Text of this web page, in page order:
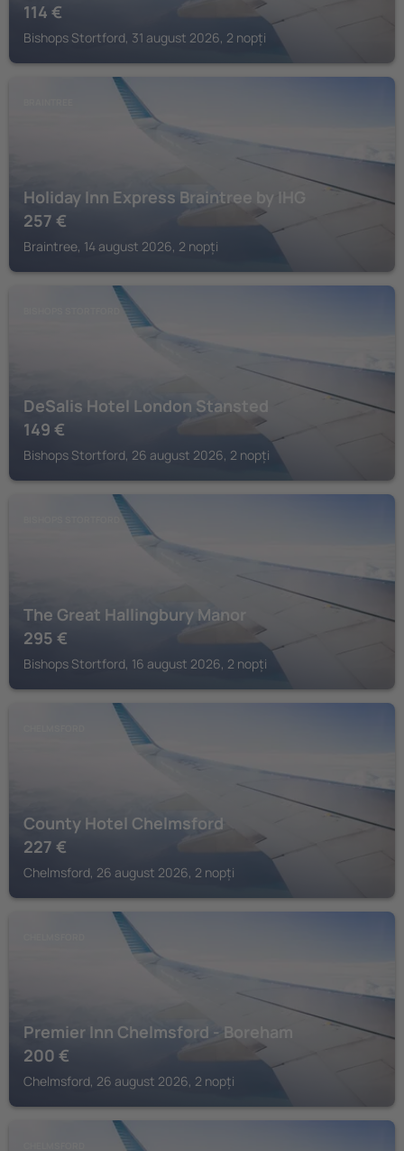
114 €
Bishops Stortford, 31 august 2026, 2 nopți
Holiday Inn Express Braintree by IHG
257 €
Braintree, 14 august 2026, 2 nopți
DeSalis Hotel London Stansted
149 €
Bishops Stortford, 26 august 2026, 2 nopți
The Great Hallingbury Manor
295 €
Bishops Stortford, 16 august 2026, 2 nopți
County Hotel Chelmsford
227 €
Chelmsford, 26 august 2026, 2 nopți
Premier Inn Chelmsford - Boreham
200 €
Chelmsford, 26 august 2026, 2 nopți